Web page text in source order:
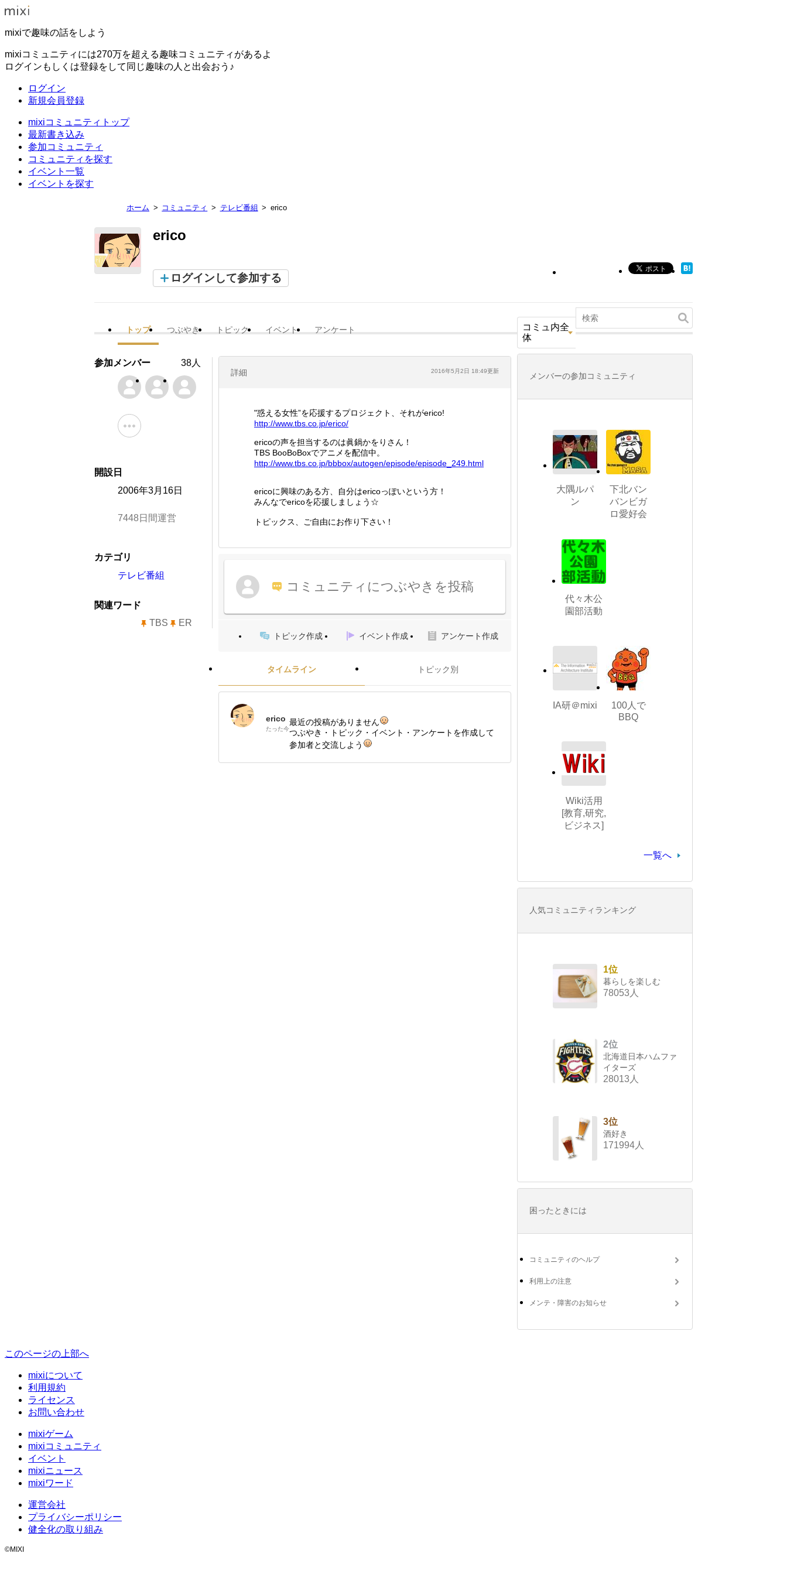
mixiで趣味の話をしよう
mixiコミュニティには270万を超える趣味コミュニティがあるよ
ログインもしくは登録をして同じ趣味の人と出会おう♪
ログイン
新規会員登録
mixiコミュニティトップ
最新書き込み
参加コミュニティ
コミュニティを探す
イベント一覧
イベントを探す
ホーム コミュニティ テレビ番組 erico
erico
ログインして参加する
トップ つぶやき トピック イベント アンケート
コミュ内全
体
詳細 2016年5月2日 18:49更新
"惑える女性”を応援するプロジェクト、それがerico!
http://www.tbs .co.jp/erico/
ericoの声を担当するのは眞鍋かをりさん！
TBS BooBoBoxでアニメを配信中。
http://www.tbs .co.jp/bbbox/autogen/episode/episode_249.html
ericoに興味のある方、自分はericoっぽいという方！
みんなでericoを応援しましょう☆
トピックス、ご自由にお作り下さい！
コミュニティにつぶやきを投稿
トピック作成 イベント作成 アンケート作成
タイムライン トピック別
erico
たった今
最近の投稿がありません
つぶやき・トピック・イベント・アンケートを作成して
参加者と交流しよう
参加メンバー 38人
開設日
2006年3月16日
7448日間運営
カテゴリ
テレビ番組
関連ワード
TBS
ER
メンバーの参加コミュニティ
大隅ルパ
ン
下北バン
バンビガ
ロ愛好会
代々木公
園部活動
IA研＠mixi
100人で
BBQ
Wiki活用
[教育,研究,
ビジネス]
一覧へ
人気コミュニティランキング
1位
暮らしを楽しむ
78053人
2位
北海道日本ハムファ
イターズ
28013人
3位
酒好き
171994人
困ったときには
コミュニティのヘルプ
利用上の注意
メンテ・障害のお知らせ
このページの上部へ
mixiについて
利用規約
ライセンス
お問い合わせ
mixiゲーム
mixiコミュニティ
イベント
mixiニュース
mixiワード
運営会社
プライバシーポリシー
健全化の取り組み
©MIXI